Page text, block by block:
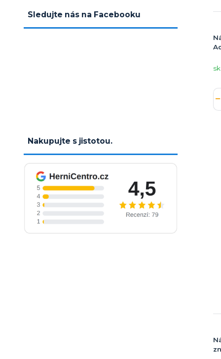
Sledujte nás na Facebooku
Nakupujte s jistotou.